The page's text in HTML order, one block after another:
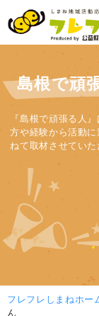
島根で頑
『島根で頑張る人
方や経験から活動
ねて取材させていた
フレフレしまねホー
ん